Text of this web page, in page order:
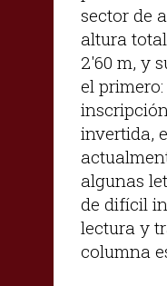
sector de
altura
2'60 m, y
el
invertida,
algunas
de difícil
lectura y
columna